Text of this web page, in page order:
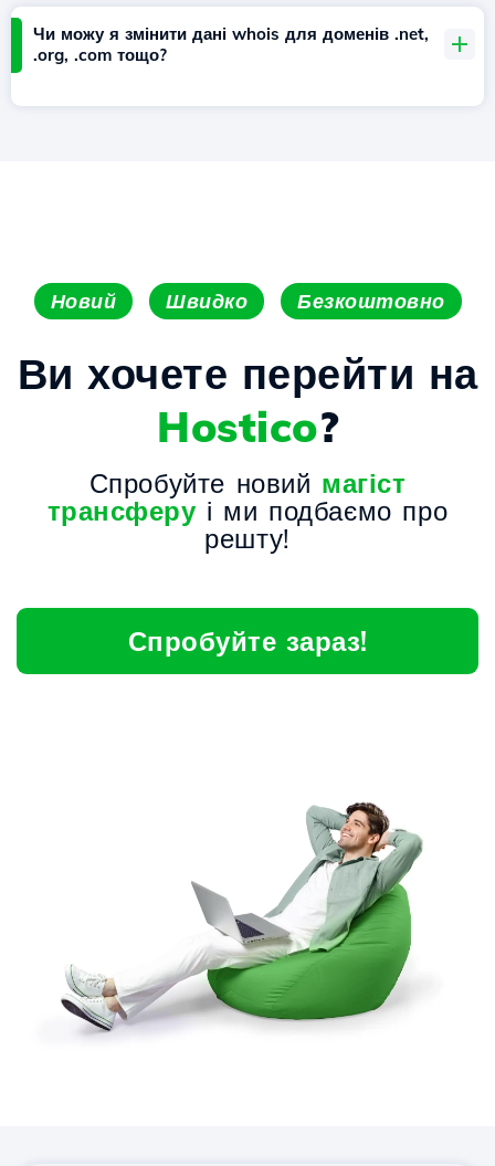
Чи можу я змінити дані whois для доменів .net,
.org, .com тощо?
Новий Швидко Безкоштовно
Ви хочете перейти на
Hostico?
Спробуйте новий магіст
трансферу і ми подбаємо про
решту!
Спробуйте зараз!